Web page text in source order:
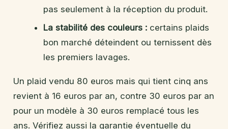
pas seulement à la réception du produit.
La stabilité des couleurs :certains plaids
bon marché déteindent ou ternissent dès
les premiers lavages.
Un plaid vendu 80 euros mais qui tient cinq ans
revient à 16 euros par an, contre 30 euros par an
pour un modèle à 30 euros remplacé tous les
ans. Vérifiez aussi la garantie éventuelle du